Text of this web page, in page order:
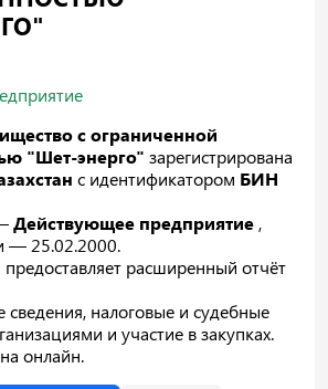
с ограниченной
"Шет-энерго" зарегистрирована
с идентификатором БИН
Действующее предприятие ,
— 25.02.2000.
предоставляет расширенный отчёт
сведения, налоговые и судебные
и участие в закупках.
онлайн.